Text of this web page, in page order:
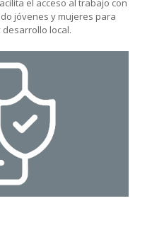
jóvenes y mujeres para
local.